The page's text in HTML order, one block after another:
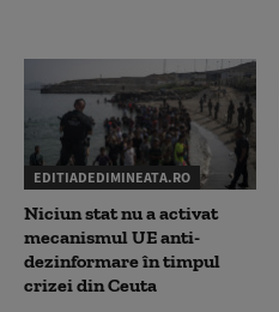
EDITIADEDIMINEATA.RO
Niciun stat nu a activat
mecanismul UE anti-
dezinformare în timpul
crizei din Ceuta